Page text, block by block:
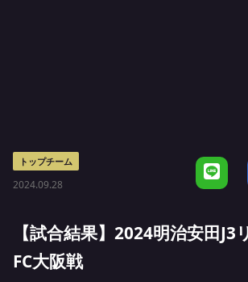
トップチーム
2024.09.28
【試合結果】2024明治安田J3
FC大阪戦